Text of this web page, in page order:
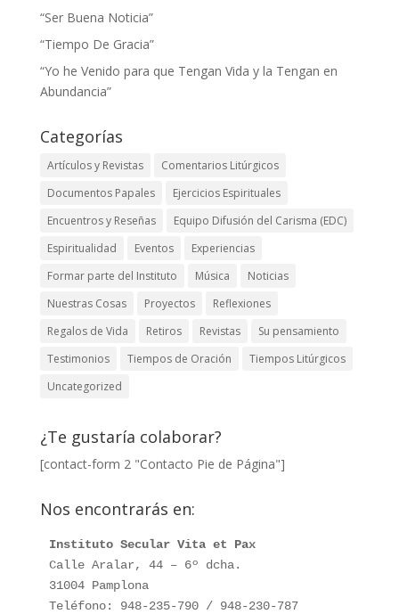
“Ser Buena Noticia”
“Tiempo De Gracia”
“Yo he Venido para que Tengan Vida y la Tengan en
Abundancia”
Categorías
Artículos y Revistas
Comentarios Litúrgicos
Documentos Papales
Ejercicios Espirituales
Encuentros y Reseñas
Equipo Difusión del Carisma (EDC)
Espiritualidad
Eventos
Experiencias
Formar parte del Instituto
Música
Noticias
Nuestras Cosas
Proyectos
Reflexiones
Regalos de Vida
Retiros Revistas
Su pensamiento
Testimonios
Tiempos de Oración
Tiempos Litúrgicos
Uncategorized
¿Te gustaría colaborar?
[contact-form 2 "Contacto Pie de Página"]
Nos encontrarás en:
Instituto Secular Vita et Pax
Calle Aralar, 44 – 6º dcha.
31004 Pamplona
Teléfono: 948-235-790 / 948-230-787